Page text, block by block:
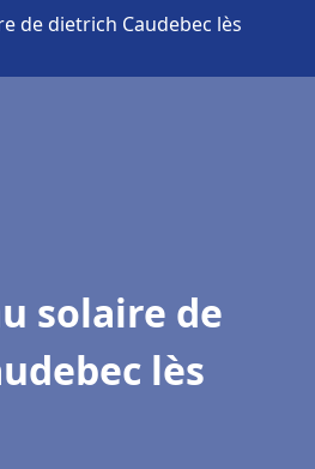
de dietrich Caudebec lès
solaire de
lès